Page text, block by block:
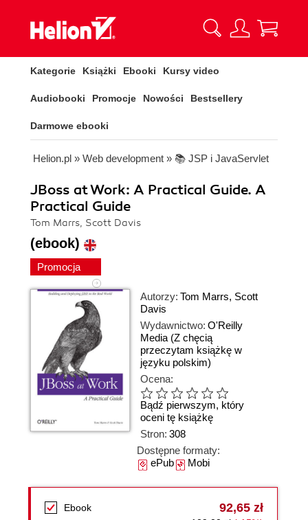
Kategorie Książki Ebooki Kursy video
Audiobooki Promocje Nowości Bestsellery
Darmowe ebooki
Helion.pl » Web development » 📚 JSP i JavaServlet
JBoss at Work: A Practical Guide. A
Practical Guide
Tom Marrs, Scott Davis
(ebook)
Promocja
Autorzy: Tom Marrs, Scott
Davis
Wydawnictwo: O'Reilly
Media (Z chęcią
przeczytam książkę w
języku polskim)
Ocena:
Bądź pierwszym, który
oceni tę książkę
Stron: 308
Dostępne formaty:
ePubMobi
Ebook 92,65 zł